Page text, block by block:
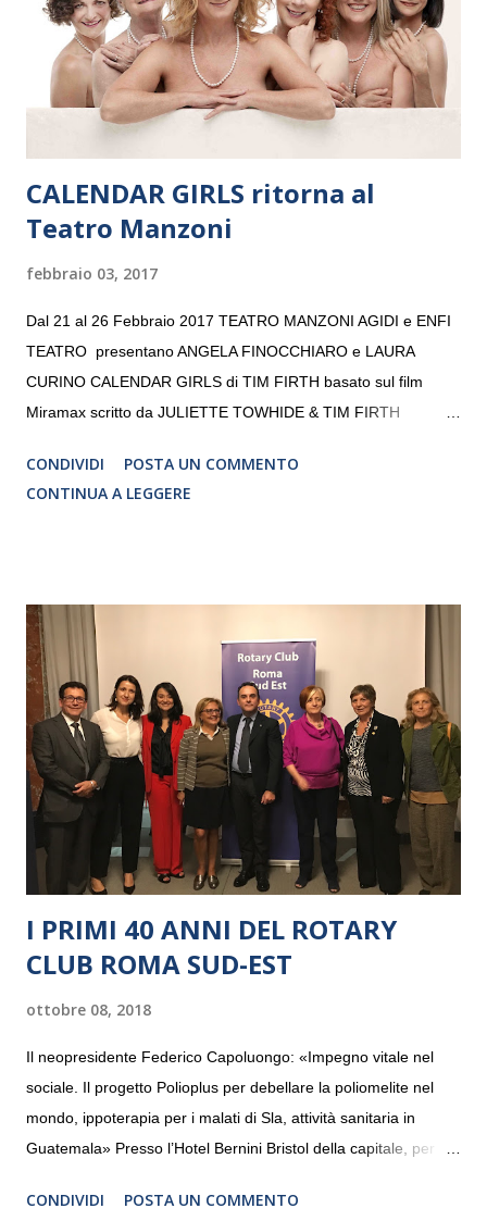
giovani artisti della Baltic Sea Youth Philharmonic per la quarta
volta. L’orchestra, fondata nel 2008 da Kristjan Järvi (affiancato
da un prestigioso consiglio di consulent...
CALENDAR GIRLS ritorna al
Teatro Manzoni
febbraio 03, 2017
Dal 21 al 26 Febbraio 2017 TEATRO MANZONI AGIDI e ENFI
TEATRO presentano ANGELA FINOCCHIARO e LAURA
CURINO CALENDAR GIRLS di TIM FIRTH basato sul film
Miramax scritto da JULIETTE TOWHIDE & TIM FIRTH
CRISTINA PEZZOLI
CONDIVIDI
POSTA UN COMMENTO
CONTINUA A LEGGERE
I PRIMI 40 ANNI DEL ROTARY
CLUB ROMA SUD-EST
ottobre 08, 2018
Il neopresidente Federico Capoluongo: «Impegno vitale nel
sociale. Il progetto Polioplus per debellare la poliomelite nel
mondo, ippoterapia per i malati di Sla, attività sanitaria in
Guatemala» Presso l’Hotel Bernini Bristol della capitale, per la
programmazione del Rotary Club Roma Sud-Est che festeggia
CONDIVIDI
POSTA UN COMMENTO